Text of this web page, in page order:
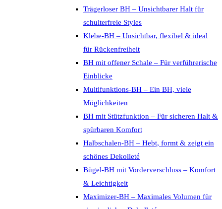
Trägerloser BH – Unsichtbarer Halt für
schulterfreie Styles
Klebe-BH – Unsichtbar, flexibel & ideal
für Rückenfreiheit
BH mit offener Schale – Für verführerische
Einblicke
Multifunktions-BH – Ein BH, viele
Möglichkeiten
BH mit Stützfunktion – Für sicheren Halt &
spürbaren Komfort
Halbschalen-BH – Hebt, formt & zeigt ein
schönes Dekolleté
Bügel-BH mit Vorderverschluss – Komfort
& Leichtigkeit
Maximizer-BH – Maximales Volumen für